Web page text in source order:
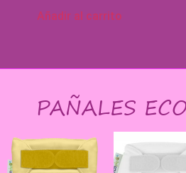
Añadir al carrito
PAÑALES